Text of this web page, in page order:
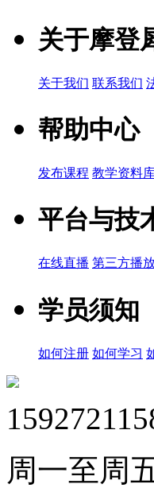
关于摩登
关于我们 联系我们
帮助中心
发布课程 教学资料
平台与技
在线直播 第三方播
学员须知
如何注册 如何学习
周一至周